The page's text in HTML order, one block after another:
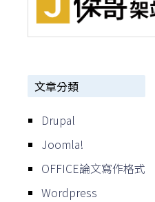
文章分類
Drupal
Joomla!
OFFICE論文寫作格式
Wordpress